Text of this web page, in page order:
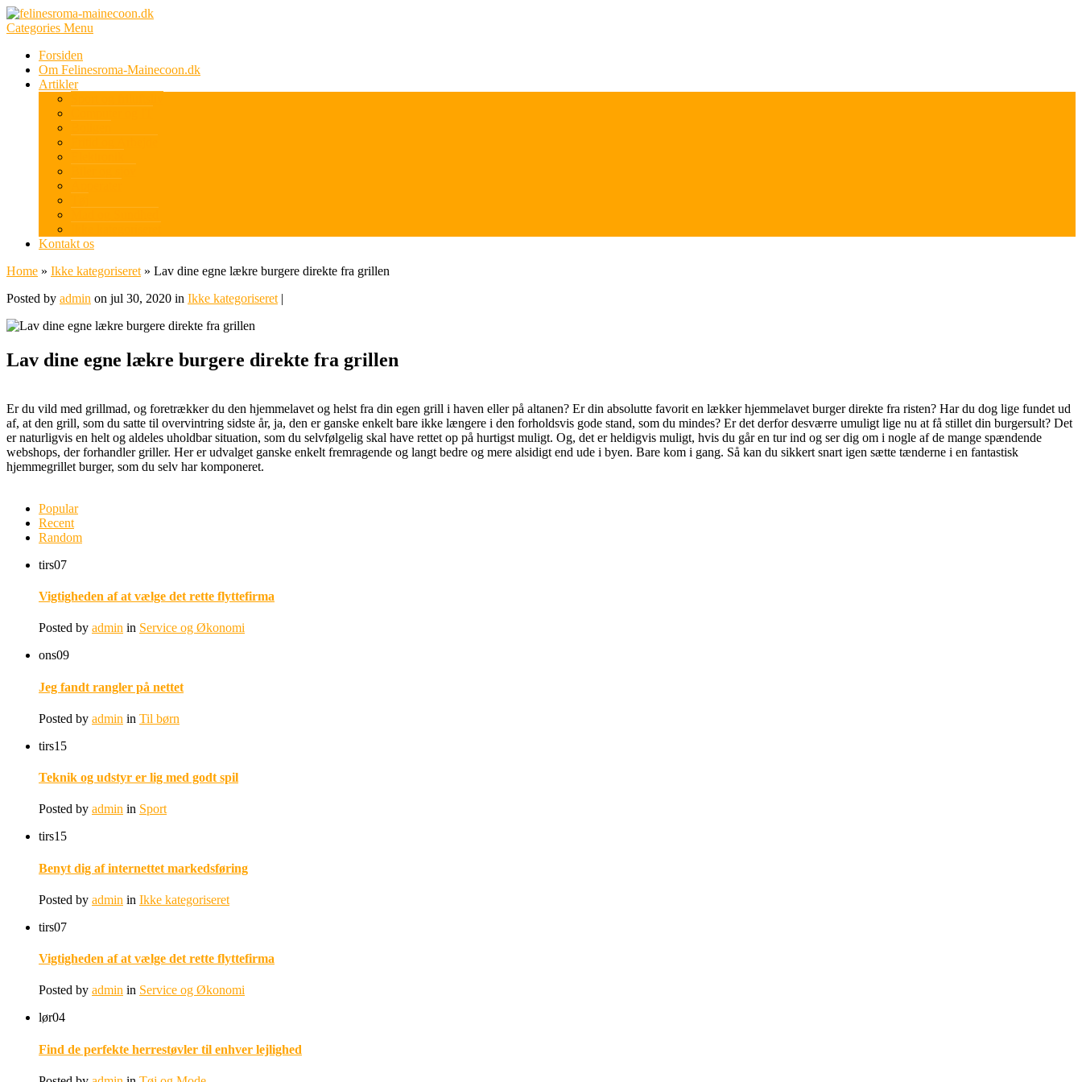
Categories Menu
Forsiden
Om Felinesroma-Mainecoon.dk
Artikler
Kontakt os
Home » Ikke kategoriseret » Lav dine egne lækre burgere direkte fra grillen
Posted by admin on jul 30, 2020 in Ikke kategoriseret |
Lav dine egne lækre burgere direkte fra grillen
Er du vild med grillmad, og foretrækker du den hjemmelavet og helst fra din egen grill i haven eller på altanen? Er din absolutte favorit en lækker hjemmelavet burger direkte fra risten? Har du dog lige fundet ud
af, at den grill, som du satte til overvintring sidste år, ja, den er ganske enkelt bare ikke længere i den forholdsvis gode stand, som du mindes? Er det derfor desværre umuligt lige nu at få stillet din burgersult? Det
er naturligvis en helt og aldeles uholdbar situation, som du selvfølgelig skal have rettet op på hurtigst muligt. Og, det er heldigvis muligt, hvis du går en tur ind og ser dig om i nogle af de mange spændende
webshops, der forhandler griller. Her er udvalget ganske enkelt fremragende og langt bedre og mere alsidigt end ude i byen. Bare kom i gang. Så kan du sikkert snart igen sætte tænderne i en fantastisk
hjemmegrillet burger, som du selv har komponeret.
Popular
Recent
Random
tirs07
Vigtigheden af at vælge det rette flyttefirma
Posted by admin in Service og Økonomi
ons09
Jeg fandt rangler på nettet
Posted by admin in Til børn
tirs15
Teknik og udstyr er lig med godt spil
Posted by admin in Sport
tirs15
Benyt dig af internettet markedsføring
Posted by admin in Ikke kategoriseret
tirs07
Vigtigheden af at vælge det rette flyttefirma
Posted by admin in Service og Økonomi
lør04
Find de perfekte herrestøvler til enhver lejlighed